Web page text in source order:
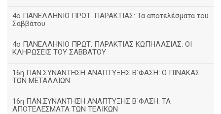
4ο ΠΑΝΕΛΛΗΝΙΟ ΠΡΩΤ. ΠΑΡΑΚΤΙΑΣ: Τα αποτελέσματα του
Σαββάτου
4ο ΠΑΝΕΛΛΗΝΙΟ ΠΡΩΤ. ΠΑΡΑΚΤΙΑΣ ΚΩΠΗΛΑΣΙΑΣ: ΟΙ
ΚΛΗΡΩΣΕΙΣ ΤΟΥ ΣΑΒΒΑΤΟΥ
16η ΠΑΝ.ΣΥΝΑΝΤΗΣΗ ΑΝΑΠΤΥΞΗΣ Β΄ΦΑΣΗ: Ο ΠΙΝΑΚΑΣ
ΤΩΝ ΜΕΤΑΛΛΙΩΝ
16η ΠΑΝ.ΣΥΝΑΝΤΗΣΗ ΑΝΑΠΤΥΞΗΣ Β΄ΦΑΣΗ: ΤΑ
ΑΠΟΤΕΛΕΣΜΑΤΑ ΤΩΝ ΤΕΛΙΚΩΝ